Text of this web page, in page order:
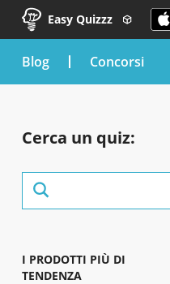
Easy Quizzz
blog Concorsi
Cerca un quiz:
I PRODOTTI PIÙ DI
TENDENZA